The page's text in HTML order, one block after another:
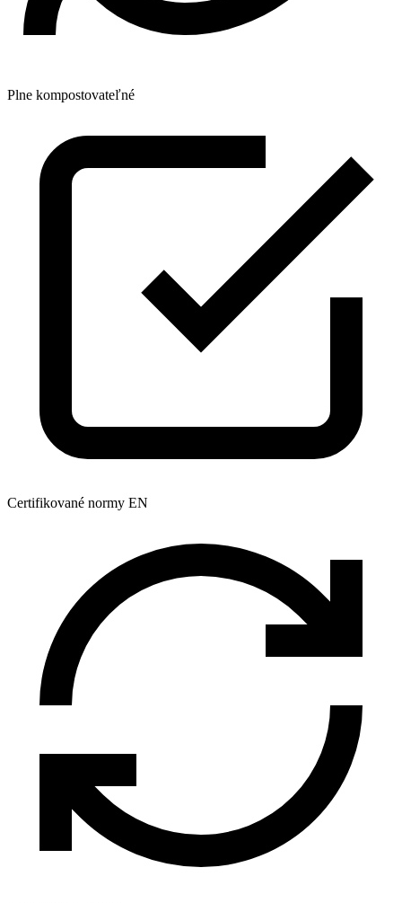
Plne kompostovateľné
Certifikované normy EN